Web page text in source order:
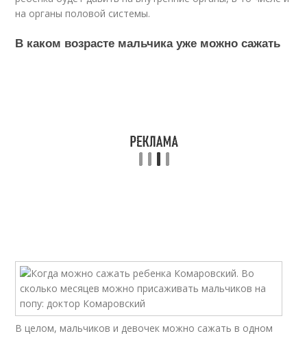
на органы половой системы.
В каком возрасте мальчика уже можно сажать
В целом, мальчиков и девочек можно сажать в одном